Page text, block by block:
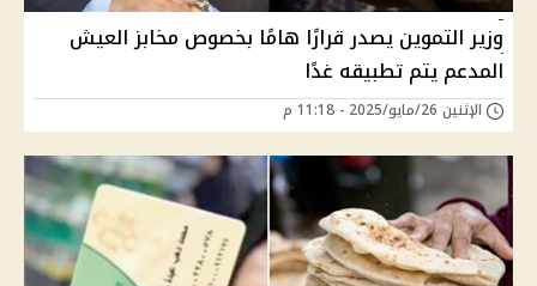
وزير التموين يصدر قرارًا هامًا بخصوص مخابز العيش
المدعم يتم تطبيقه غدًا
الإثنين 26/مايو/2025 - 11:18 م